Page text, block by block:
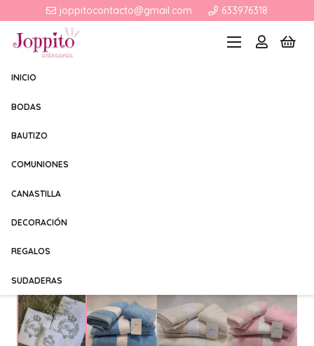
joppitocontacto@gmail.com 633976318
INICIO
BODAS
BAUTIZO
COMUNIONES
CANASTILLA
DECORACIÓN
REGALOS
SUDADERAS